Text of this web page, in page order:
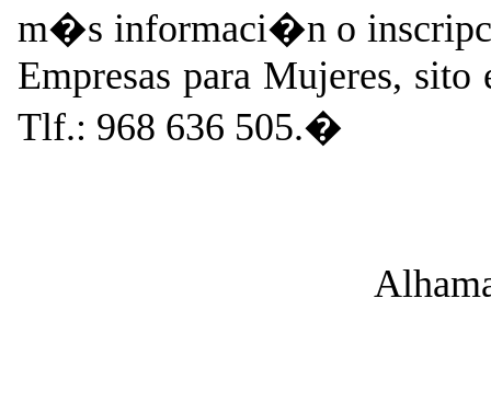
m�s informaci�n o
Empresas para Mujeres,
Tlf.: 968 636 505.�